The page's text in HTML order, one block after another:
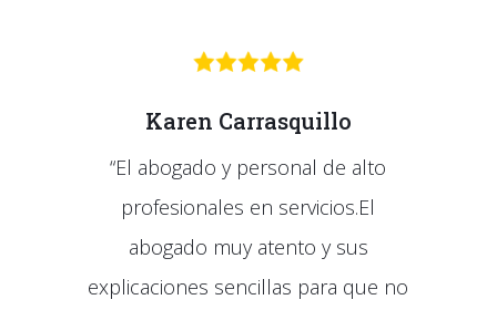
Karen Carrasquillo
“El abogado y personal de alto
profesionales en servicios.El
abogado muy atento y sus
explicaciones sencillas para que no